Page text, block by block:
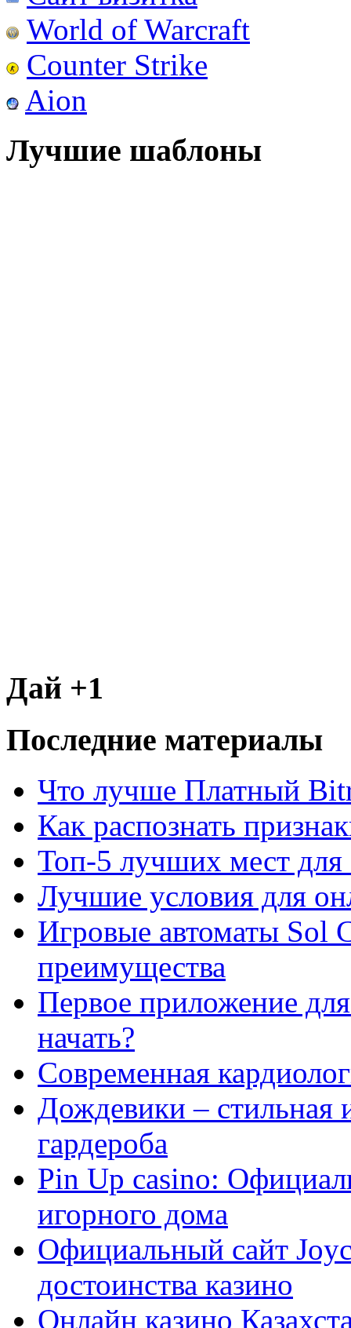
World of Warcraft
Counter Strike
Aion
Лучшие шаблоны
Дай +1
Последние материалы
Что лучше Платный
Как распознать
Топ-5 лучших мест для
Лучшие условия для
Игровые автоматы Sol
преимущества
Первое приложение
начать?
Современная
Дождевики – стильная
гардероба
Pin Up casino:
игорного дома
Официальный сайт
достоинства казино
Онлайн казино